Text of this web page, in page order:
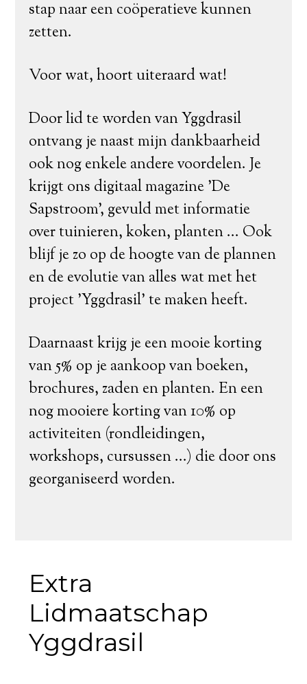
stap naar een coöperatieve kunnen
zetten.
Voor wat, hoort uiteraard wat!
Door lid te worden van Yggdrasil
ontvang je naast mijn dankbaarheid
ook nog enkele andere voordelen. Je
krijgt ons digitaal magazine 'De
Sapstroom', gevuld met informatie
over tuinieren, koken, planten ... Ook
blijf je zo op de hoogte van de plannen
en de evolutie van alles wat met het
project 'Yggdrasil' te maken heeft.
Daarnaast krijg je een mooie korting
van 5% op je aankoop van boeken,
brochures, zaden en planten. En een
nog mooiere korting van 10% op
activiteiten (rondleidingen,
workshops, cursussen ...) die door ons
georganiseerd worden.
Extra
Lidmaatschap
Yggdrasil